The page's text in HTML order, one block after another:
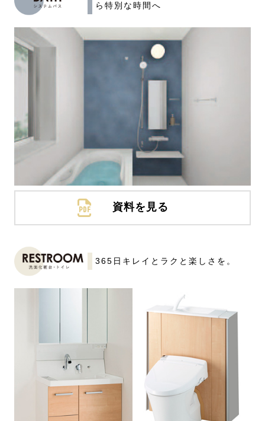
ら特別な時間へ
資料を見る
365日キレイとラクと楽しさを。